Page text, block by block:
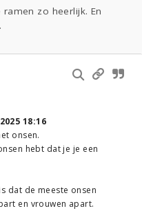
zo heerlijk. En
18:16
onsen.
hebt dat je je een
dat de meeste onsen
en vrouwen apart.